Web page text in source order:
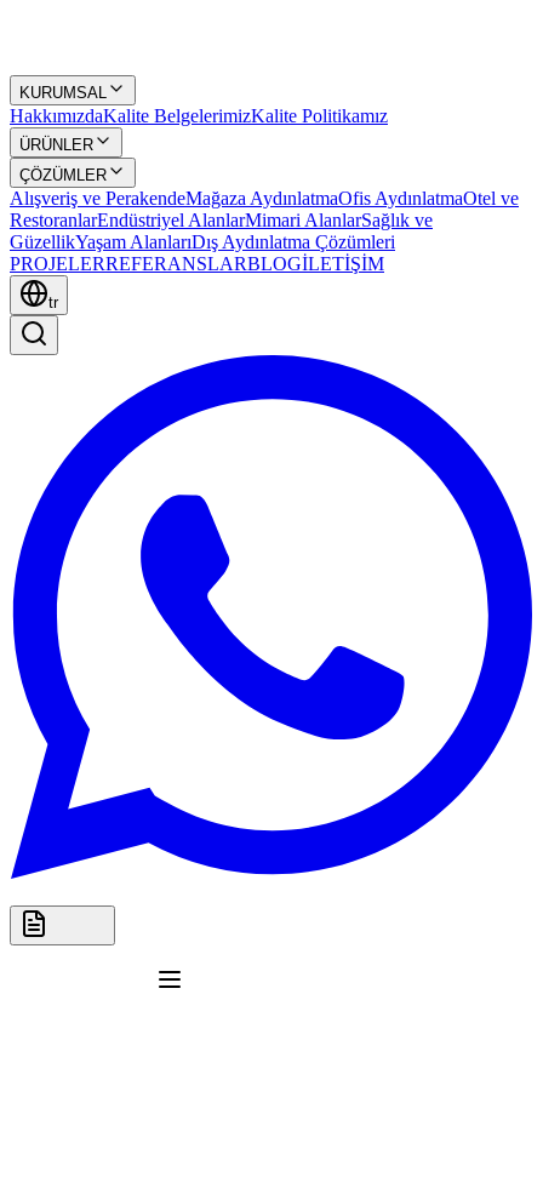
KURUMSAL
HakkımızdaKalite BelgelerimizKalite Politikamız
ÜRÜNLER
ÇÖZÜMLER
Alışveriş ve PerakendeMağaza AydınlatmaOfis AydınlatmaOtel ve
RestoranlarEndüstriyel AlanlarMimari AlanlarSağlık ve
GüzellikYaşam AlanlarıDış Aydınlatma Çözümleri
PROJELERREFERANSLARBLOGİLETİŞİM
tr